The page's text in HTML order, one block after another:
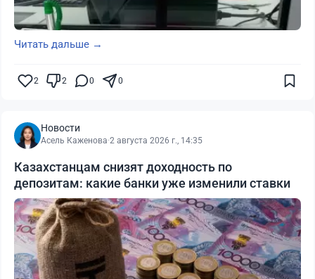
Читать дальше →
2 2 0 0
Новости
Асель Каженова·2 августа 2026 г., 14:35
Казахстанцам снизят доходность по
депозитам: какие банки уже изменили ставки